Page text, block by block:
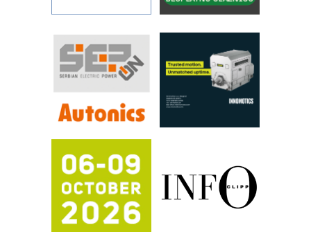
Art Utopia Studio – vizuelne priče
RILINEX kompanije Rittal
FANUC: Najbolje za vašu pametnu
automatizaciju
Efikasno upravljanje energijom
Automatizacija pakovanja · Display
Proizvodnja iC7 Hybrid 1500 VDC
mrežnog pretvarača sa tečnim
hlađenjem
Potpuna efikasnost bez složenih
sistema